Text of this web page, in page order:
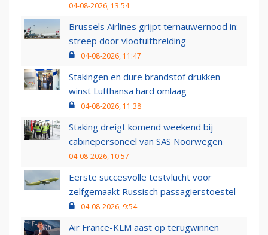
04-08-2026, 13:54
Brussels Airlines grijpt ternauwernood in:
streep door vlootuitbreiding
04-08-2026, 11:47
Stakingen en dure brandstof drukken
winst Lufthansa hard omlaag
04-08-2026, 11:38
Staking dreigt komend weekend bij
cabinepersoneel van SAS Noorwegen
04-08-2026, 10:57
Eerste succesvolle testvlucht voor
zelfgemaakt Russisch passagierstoestel
04-08-2026, 9:54
Air France-KLM aast op terugwinnen